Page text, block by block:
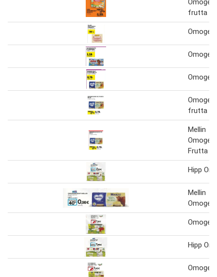
frutta
frutta
Mellin
Frutta
Hipp
Mellin
Hipp